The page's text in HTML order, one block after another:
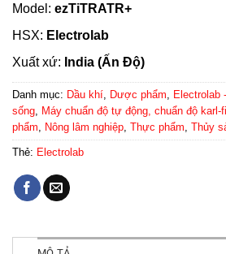
Model: ezTiTRATR+
HSX: Electrolab
Xuất xứ: India (Ấn Độ)
Danh mục: Dầu khí Dược phẩm Electrolab
sống Máy chuẩn độ tự động, chuẩn độ karl-
phẩm
Nông lâm nghiệp Thực phẩm Thủy
Thẻ: Electrolab